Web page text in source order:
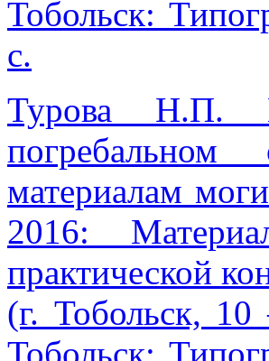
Тобольск:
с.
Турова Н.П.
материалам
2016:
практической
(г. Тобольск,